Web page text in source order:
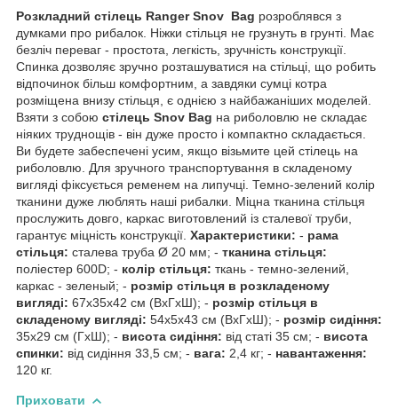
Розкладний стілець Ranger Snov Bag розроблявся з
думками про рибалок. Ніжки стільця не грузнуть в грунті. Має
безліч переваг - простота, легкість, зручність конструкції.
Спинка дозволяє зручно розташуватися на стільці, що робить
відпочинок більш комфортним, а завдяки сумці котра
розміщена внизу стільця, є однією з найбажаніших моделей.
Взяти з собою стілець Snov Bag на риболовлю не складає
ніяких труднощів - він дуже просто і компактно складається.
Ви будете забеспечені усим, якщо візьмите цей стілець на
риболовлю. Для зручного транспортування в складеному
вигляді фіксується ременем на липучці. Темно-зелений колір
тканини дуже люблять наші рибалки. Міцна тканина стільця
прослужить довго, каркас виготовлений із сталевої труби,
гарантує міцність конструкції. Характеристики: - рама
стільця: сталева труба Ø 20 мм; - тканина стільця:
поліестер 600D; - колір стільця: ткань - темно-зелений,
каркас - зеленый; - розмір стільця в розкладеному
вигляді: 67х35х42 см (ВхГхШ); - розмір стільця в
складеному вигляді: 54х5х43 см (ВхГхШ); - розмір сидіння:
35х29 см (ГхШ); - висота сидіння: від статі 35 см; - висота
спинки: від сидіння 33,5 см; - вага: 2,4 кг; - навантаження:
120 кг.
Приховати